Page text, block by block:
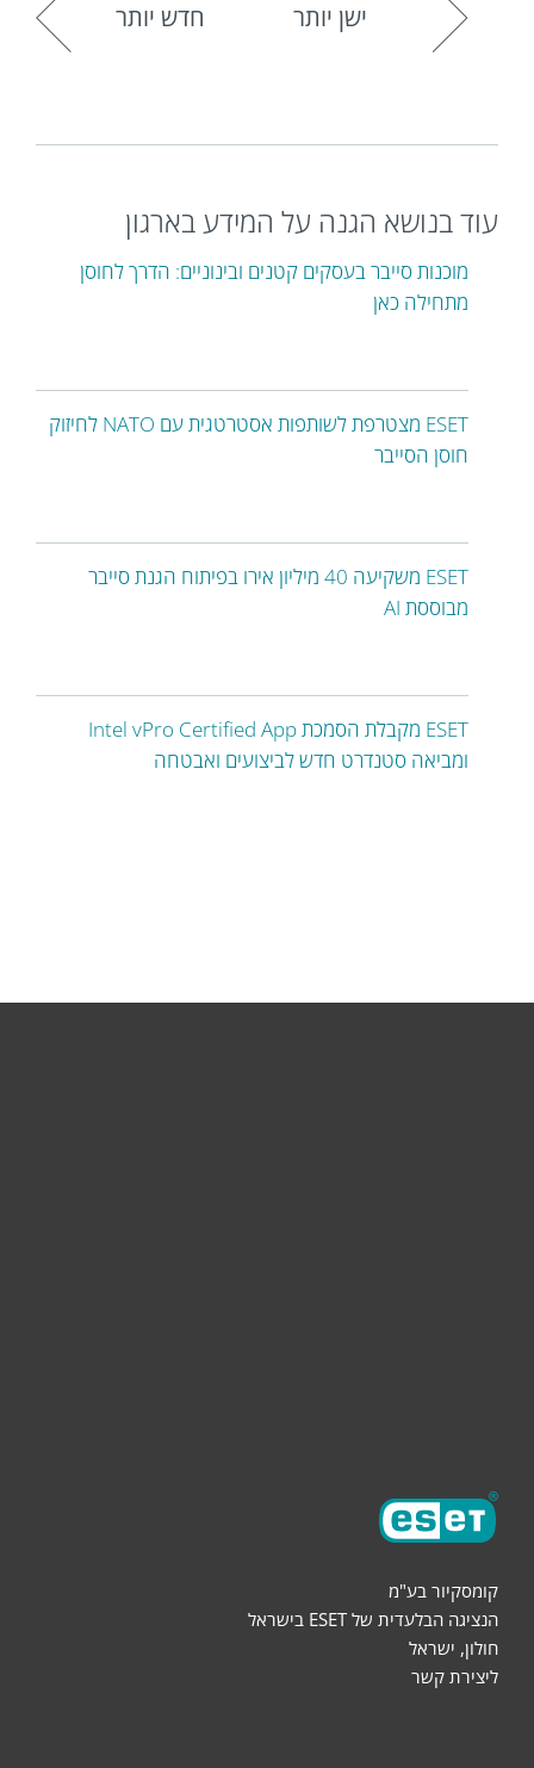
ישן יותר חדש יותר
עוד בנושא הגנה על המידע בארגון
מוכנות סייבר בעסקים קטנים ובינוניים: הדרך לחוסן
מתחילה כאן
ESET מצטרפת לשותפות אסטרטגית עם NATO לחיזוק
חוסן הסייבר
ESET משקיעה 40 מיליון אירו בפיתוח הגנת סייבר
מבוססת AI
ESET מקבלת הסמכת Intel vPro Certified App
ומביאה סטנדרט חדש לביצועים ואבטחה
קומסקיור בע"מ
הנציגה הבלעדית של ESET בישראל
חולון, ישראל
ליצירת קשר